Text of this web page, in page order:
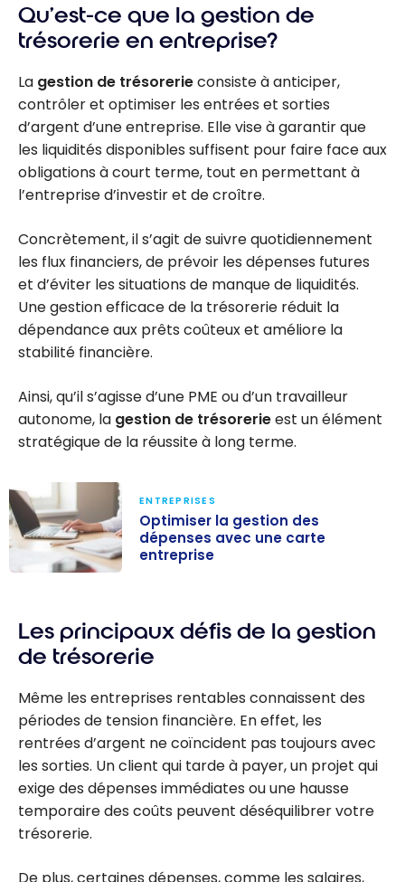
crédit pour
entreprises -
Qu’est-ce que la gestion de
trésorerie en entreprise?
La gestion de trésorerieconsiste à anticiper,
contrôler et optimiser les entrées et sorties
d’argent d’une entreprise. Elle vise à garantir que
les liquidités disponibles suffisent pour faire face aux
obligations à court terme, tout en permettant à
l’entreprise d’investir et de croître.
Concrètement, il s’agit de suivre quotidiennement
les flux financiers, de prévoir les dépenses futures
et d’éviter les situations de manque de liquidités.
Une gestion efficace de la trésorerie réduit la
dépendance aux prêts coûteux et améliore la
stabilité financière.
Ainsi, qu’il s’agisse d’une PME ou d’un travailleur
autonome, la gestion de trésorerieest un élément
stratégique de la réussite à long terme.
dépenses avec
une carte
ENTREPRISES
Optimiser la gestion des
dépenses avec une carte
entreprise
Les principaux défis de la gestion
de trésorerie
Même les entreprises rentables connaissent des
périodes de tension financière. En effet, les
rentrées d’argent ne coïncident pas toujours avec
les sorties. Un client qui tarde à payer, un projet qui
exige des dépenses immédiates ou une hausse
temporaire des coûts peuvent déséquilibrer votre
trésorerie.